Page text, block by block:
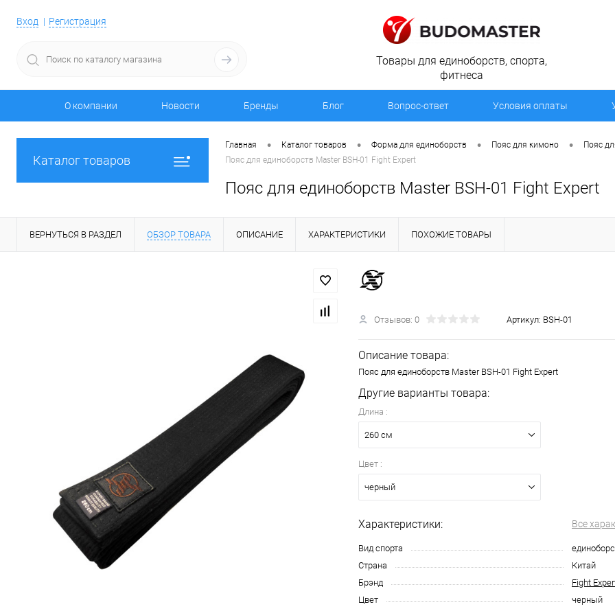
Вход Регистрация
Товары для единоборств, спорта,
фитнеса
О компании Новости Бренды Блог Вопрос-ответ Условия оплаты
Каталог товаров
Главная • Каталог товаров • Форма для единоборств • Пояс для кимоно •
Пояс
Пояс для единоборств Master BSH-01 Fight Expert
Пояс для единоборств Master BSH-01 Fight Expert
ВЕРНУТЬСЯ В РАЗДЕЛ ОБЗОР ТОВАРА ОПИСАНИЕ ХАРАКТЕРИСТИКИ ПОХОЖИЕ ТОВАРЫ
Отзывов: 0 Артикул: BSH-01
Описание товара:
Пояс для единоборств Master BSH-01 Fight Expert
Другие варианты товара:
Длина :
260 см
Цвет :
черный
Характеристики: Все
Вид спорта
Страна
Китай
Брэнд
Fight
Цвет
черный